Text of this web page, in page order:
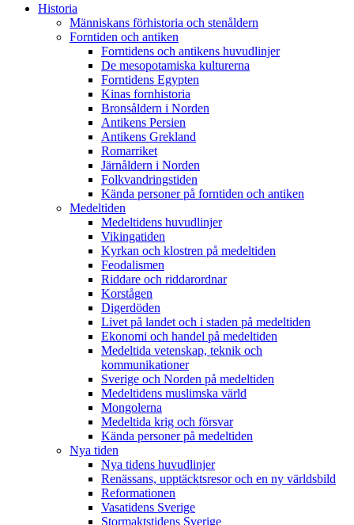
Historia
Människans förhistoria och stenåldern
Forntiden och antiken
Forntidens och antikens huvudlinjer
De mesopotamiska kulturerna
Forntidens Egypten
Kinas fornhistoria
Bronsåldern i Norden
Antikens Persien
Antikens Grekland
Romarriket
Järnåldern i Norden
Folkvandringstiden
Kända personer på forntiden och antiken
Medeltiden
Medeltidens huvudlinjer
Vikingatiden
Kyrkan och klostren på medeltiden
Feodalismen
Riddare och riddarordnar
Korstågen
Digerdöden
Livet på landet och i staden på medeltiden
Ekonomi och handel på medeltiden
Medeltida vetenskap, teknik och
kommunikationer
Sverige och Norden på medeltiden
Medeltidens muslimska värld
Mongolerna
Medeltida krig och försvar
Kända personer på medeltiden
Nya tiden
Nya tidens huvudlinjer
Renässans, upptäcktsresor och en ny världsbild
Reformationen
Vasatidens Sverige
Stormaktstidens Sverige